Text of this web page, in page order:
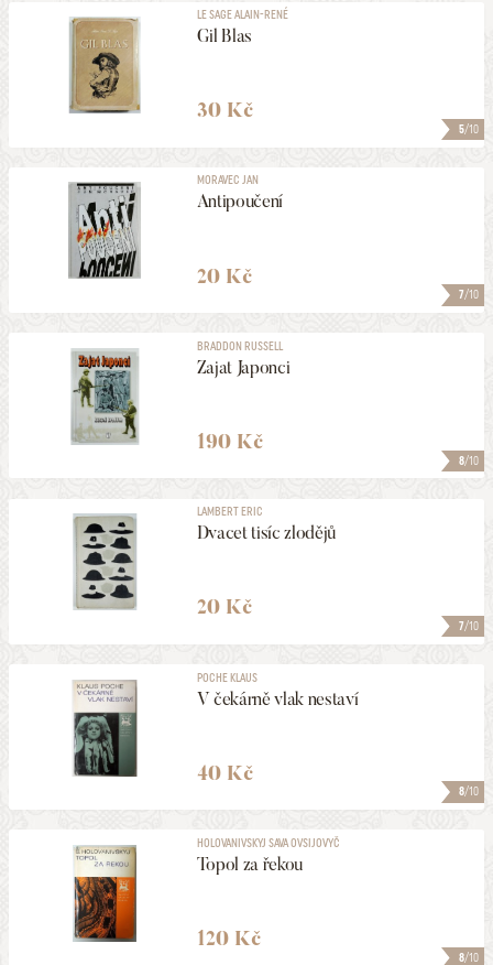
5/10
LE SAGE ALAIN-RENÉ
Gil Blas
30 Kč
7/10
MORAVEC JAN
Antipoučení
20 Kč
8/10
BRADDON RUSSELL
Zajat Japonci
190 Kč
7/10
LAMBERT ERIC
Dvacet tisíc zlodějů
20 Kč
8/10
POCHE KLAUS
V čekárně vlak nestaví
40 Kč
8/10
HOLOVANIVSKYJ SAVA OVSIJOVYČ
Topol za řekou
120 Kč